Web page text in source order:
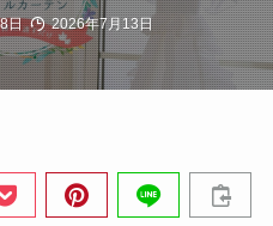
日 2026年7月13日